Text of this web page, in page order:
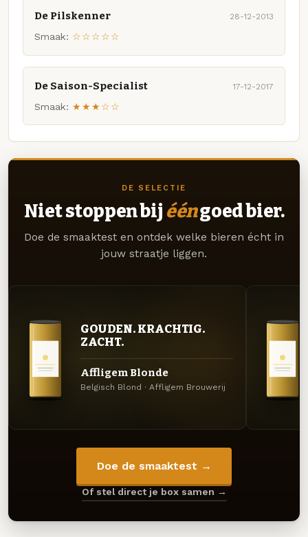
De Pilskenner 28-12-2013
Smaak: ☆☆☆☆☆
De Saison-Specialist 17-12-2017
Smaak: ★★★☆☆
DE SELECTIE
Niet stoppen bij ééngoed bier.
Doe de smaaktest en ontdek welke bieren écht in
jouw straatje liggen.
GOUDEN. KRACHTIG.
ZACHT.
Affligem Blonde
Belgisch Blond · Affligem Brouwerij
Doe de smaaktest →
Of stel direct je box samen →